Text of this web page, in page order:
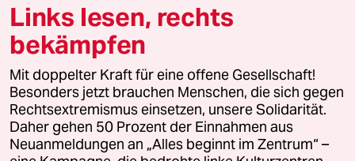
© 2026 taz Verlags und Vertriebs GmbH
Alle Rechte vorbehalten. Bei rechtlichen Fragen oder für Genehmigungen
wenden Sie sich bitte an
lizenzen@taz.de
Feedback Redaktionsstatut Kommune-Richtlinien
Links lesen, rechts
bekämpfen
Mit doppelter Kraft für eine offene Gesellschaft!
Besonders jetzt brauchen Menschen, die sich gegen
Rechtsextremismus einsetzen, unsere Solidarität.
Daher gehen 50 Prozent der Einnahmen aus
Neuanmeldungen an „Alles beginnt im Zentrum“ –